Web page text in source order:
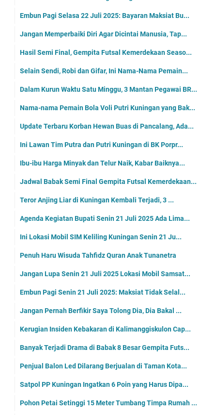
Embun Pagi Selasa 22 Juli 2025: Bayaran Maksiat Bu...
Jangan Memperbaiki Diri Agar Dicintai Manusia, Tap...
Hasil Semi Final, Gempita Futsal Kemerdekaan Seaso...
Selain Sendi, Robi dan Gifar, Ini Nama-Nama Pemain...
Dalam Kurun Waktu Satu Minggu, 3 Mantan Pegawai BR...
Nama-nama Pemain Bola Voli Putri Kuningan yang Bak...
Update Terbaru Korban Hewan Buas di Pancalang, Ada...
Ini Lawan Tim Putra dan Putri Kuningan di BK Porpr...
Ibu-ibu Harga Minyak dan Telur Naik, Kabar Baiknya...
Jadwal Babak Semi Final Gempita Futsal Kemerdekaan...
Teror Anjing Liar di Kuningan Kembali Terjadi, 3 ...
Agenda Kegiatan Bupati Senin 21 Juli 2025 Ada Lima...
Ini Lokasi Mobil SIM Keliling Kuningan Senin 21 Ju...
Penuh Haru Wisuda Tahfidz Quran Anak Tunanetra
Jangan Lupa Senin 21 Juli 2025 Lokasi Mobil Samsat...
Embun Pagi Senin 21 Juli 2025: Maksiat Tidak Selal...
Jangan Pernah Berfikir Saya Tolong Dia, Dia Bakal ...
Kerugian Insiden Kebakaran di Kalimanggiskulon Cap...
Banyak Terjadi Drama di Babak 8 Besar Gempita Futs...
Penjual Balon Led Dilarang Berjualan di Taman Kota...
Satpol PP Kuningan Ingatkan 6 Poin yang Harus Dipa...
Pohon Petai Setinggi 15 Meter Tumbang Timpa Rumah ...